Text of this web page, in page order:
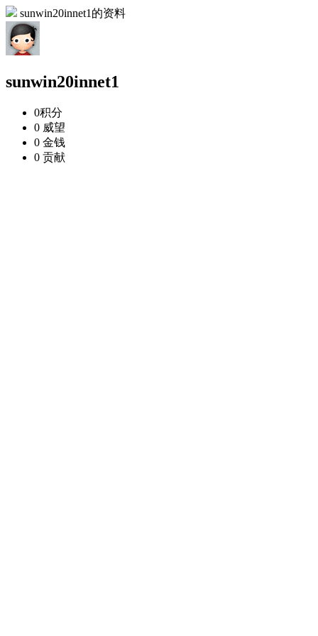
sunwin20innet1的资料
sunwin20innet1
0积分
0 威望
0 金钱
0 贡献